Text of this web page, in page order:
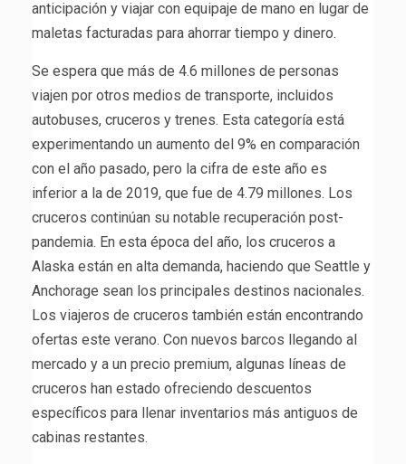
anticipación y viajar con equipaje de mano en lugar de
maletas facturadas para ahorrar tiempo y dinero.
Se espera que más de 4.6 millones de personas
viajen por otros medios de transporte, incluidos
autobuses, cruceros y trenes. Esta categoría está
experimentando un aumento del 9% en comparación
con el año pasado, pero la cifra de este año es
inferior a la de 2019, que fue de 4.79 millones. Los
cruceros continúan su notable recuperación post-
pandemia. En esta época del año, los cruceros a
Alaska están en alta demanda, haciendo que Seattle y
Anchorage sean los principales destinos nacionales.
Los viajeros de cruceros también están encontrando
ofertas este verano. Con nuevos barcos llegando al
mercado y a un precio premium, algunas líneas de
cruceros han estado ofreciendo descuentos
específicos para llenar inventarios más antiguos de
cabinas restantes.